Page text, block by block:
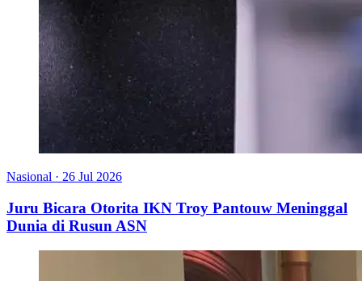
Nasional · 26 Jul 2026
Juru Bicara Otorita IKN Troy Pantouw Meninggal
Dunia di Rusun ASN